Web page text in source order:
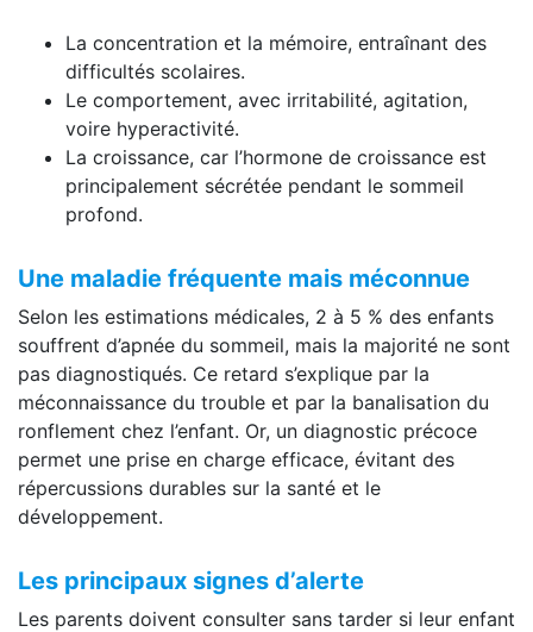
La concentration et la mémoire, entraînant des
difficultés scolaires.
Le comportement, avec irritabilité, agitation,
voire hyperactivité.
La croissance, car l’hormone de croissance est
principalement sécrétée pendant le sommeil
profond.
Une maladie fréquente mais méconnue
Selon les estimations médicales, 2 à 5 % des enfants
souffrent d’apnée du sommeil, mais la majorité ne sont
pas diagnostiqués. Ce retard s’explique par la
méconnaissance du trouble et par la banalisation du
ronflement chez l’enfant. Or, un diagnostic précoce
permet une prise en charge efficace, évitant des
répercussions durables sur la santé et le
développement.
Les principaux signes d’alerte
Les parents doivent consulter sans tarder si leur enfant